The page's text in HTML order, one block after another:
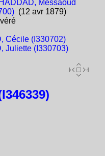
HADDAD, Messaoud
(12 avr 1879)
Cécile (I330702)
Juliette (I330703)